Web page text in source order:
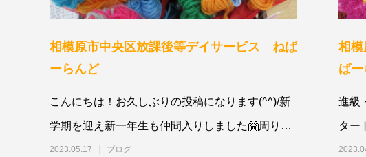
相模原市中央区放課後等デイサービス ねば
ーらんど
こんにちは！お久しぶりの投稿になります(^^)/新
学期を迎え新一年生も仲間入りしました🤗周りの
子供達はすっかりお兄さんお姉さんになり
2023.05.17 ブログ
相
ば
進級
ター
一生